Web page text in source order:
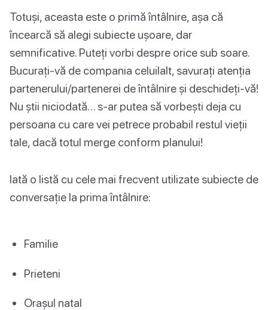
Totuși, aceasta este o primă întâlnire, așa că
încearcă să alegi subiecte ușoare, dar
semnificative. Puteți vorbi despre orice sub soare.
Bucurați-vă de compania celuilalt, savurați atenția
partenerului/partenerei de întâlnire și deschideți-vă!
Nu știi niciodată… s-ar putea să vorbești deja cu
persoana cu care vei petrece probabil restul vieții
tale, dacă totul merge conform planului!
Iată o listă cu cele mai frecvent utilizate subiecte de
conversație la prima întâlnire:
Familie
Prieteni
Orașul natal